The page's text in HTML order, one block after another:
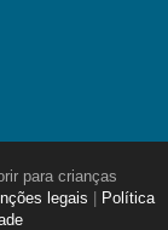
para crianças
legais
Política